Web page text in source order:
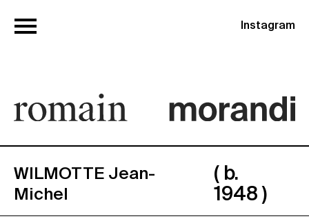
Instagram
WILMOTTE Jean-
Michel
( b.
1948 )